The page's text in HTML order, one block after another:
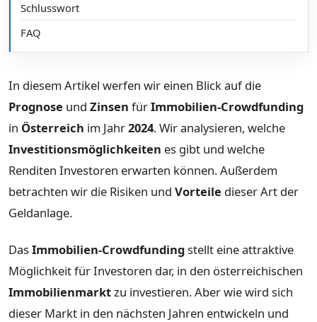
Schlusswort
FAQ
In diesem Artikel werfen wir einen Blick auf die
Prognose und Zinsen fürImmobilien-Crowdfunding
in Österreich im Jahr2024. Wir analysieren, welche
Investitionsmöglichkeiten es gibt und welche
Renditen Investoren erwarten können. Außerdem
betrachten wir die Risiken und Vorteile dieser Art der
Geldanlage.
DasImmobilien-Crowdfundingstellt eine attraktive
Möglichkeit für Investoren dar, in den österreichischen
Immobilienmarktzu investieren. Aber wie wird sich
dieser Markt in den nächsten Jahren entwickeln und